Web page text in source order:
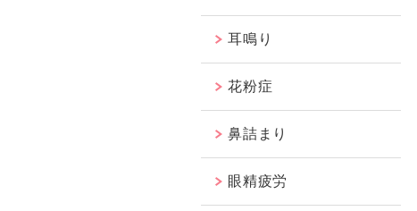
耳鳴り
花粉症
鼻詰まり
眼精疲労